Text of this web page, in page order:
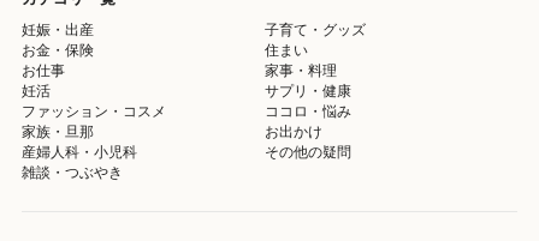
妊娠・出産
子育て・グッズ
お金・保険
住まい
お仕事
家事・料理
妊活
サプリ・健康
ファッション・コスメ
ココロ・悩み
家族・旦那
お出かけ
産婦人科・小児科
その他の疑問
雑談・つぶやき